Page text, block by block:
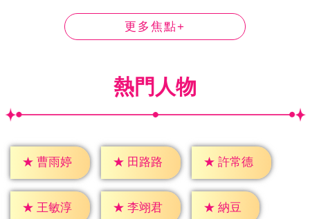
更多焦點+
熱門人物
★ 曹雨婷 ★ 田路路 ★ 許常德
★ 王敏淳 ★ 李翊君 ★ 納豆